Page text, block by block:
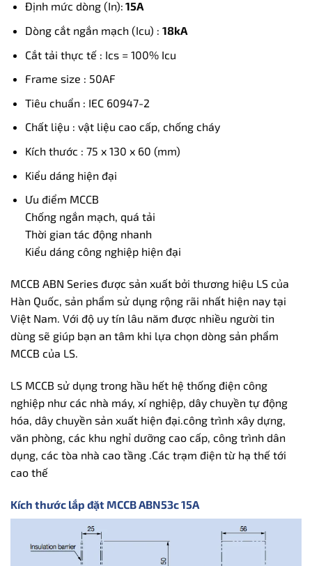
Định mức dòng (In): 15A
Dòng cắt ngắn mạch (Icu) : 18kA
Cắt tải thực tế : Ics = 100% Icu
Frame size : 50AF
Tiêu chuẩn : IEC 60947-2
Chất liệu : vật liệu cao cấp, chống cháy
Kích thước : 75 x 130 x 60 (mm)
Kiểu dáng hiện đại
Ưu điểm MCCB
Chống ngắn mạch, quá tải
Thời gian tác động nhanh
Kiểu dáng công nghiệp hiện đại
MCCB ABN Series được sản xuất bởi thương hiệu LS của
Hàn Quốc, sản phẩm sử dụng rộng rãi nhất hiện nay tại
Việt Nam. Với độ uy tín lâu năm được nhiều người tin
dùng sẽ giúp bạn an tâm khi lựa chọn dòng sản phẩm
MCCB của LS.
LS MCCB sử dụng trong hầu hết hệ thống điện công
nghiệp như các nhà máy, xí nghiệp, dây chuyền tự động
hóa, dây chuyền sản xuất hiện đại.công trình xây dựng,
văn phòng, các khu nghỉ dưỡng cao cấp, công trình dân
dụng, các tòa nhà cao tầng .Các trạm điện từ hạ thế tới
cao thế
Kích thước lắp đặt MCCB ABN53c 15A